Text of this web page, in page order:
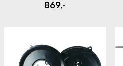
869,-